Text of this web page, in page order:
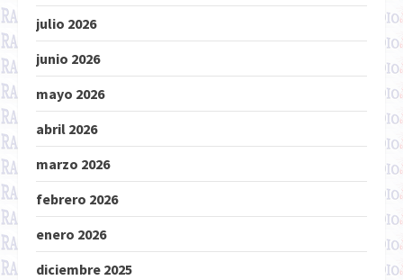
julio 2026
junio 2026
mayo 2026
abril 2026
marzo 2026
febrero 2026
enero 2026
diciembre 2025